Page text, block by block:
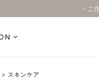
・ご
スキンケア